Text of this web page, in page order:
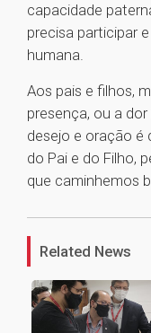
capacidade
precisa participar
humana.
Aos pais e filhos,
presença, ou a
desejo e oração é
do Pai e do Filho,
que caminhemos
Related News